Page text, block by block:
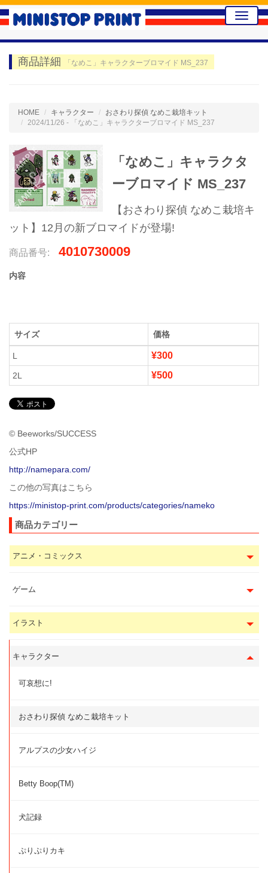
Toggle
商品詳細 「なめこ」キャラクターブロマイド MS_237
HOME キャラクター
おさわり探偵 なめこ栽培キット
2024/11/26 - 「なめこ」キャラクターブロマイド MS_237
「なめこ」キャラクタ
ーブロマイド MS_237
【おさわり探偵 なめこ栽培キ
ット】12月の新ブロマイドが登場!
商品番号: 4010730009
内容
サイズ 価格
L ¥300
2L ¥500
© Beeworks/SUCCESS
公式HP
http://namepara.com/
この他の写真はこちら
https://ministop-print.com/products/categories/nameko
商品カテゴリー
アニメ・コミックス
ゲーム
イラスト
キャラクター
可哀想に!
おさわり探偵 なめこ栽培キット
アルプスの少女ハイジ
Betty Boop(TM)
犬記録
ぷりぷりカキ